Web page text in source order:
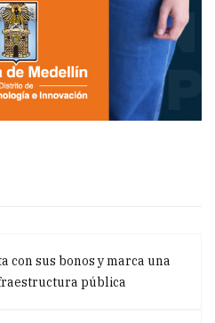
con sus bonos y marca una
pública